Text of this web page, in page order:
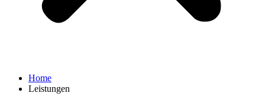
Home
Leistungen